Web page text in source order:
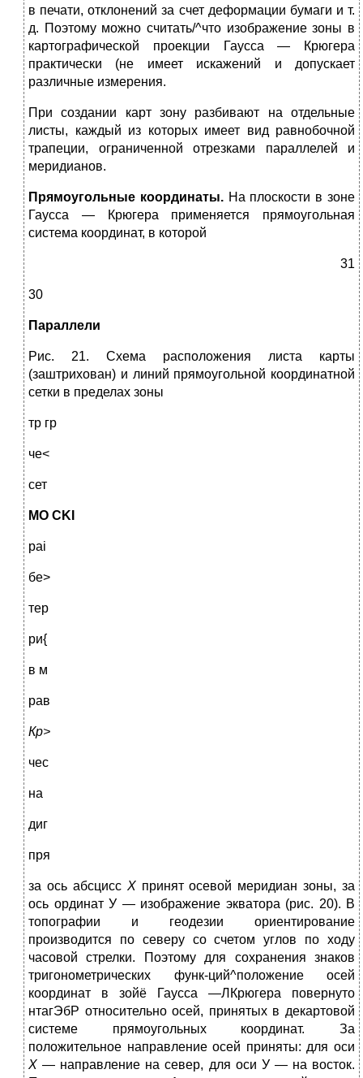
в печати, отклонений за счет дефор­мации бумаги и т.
д. Поэтому можно считать/^что изображение зоны в
картографической проекции Гаусса — Крюгера
практически (не имеет искажений и допускает
различные измерения.
При создании карт зону разбивают на отдельные
листы, каждый из которых имеет вид равнобочной
трапеции, ограниченной отрез­ками параллелей и
меридианов.
Прямоугольные координаты. На плоскости в зоне
Гаусса — Крюгера применяется прямоугольная
система координат, в которой
31
30
Параллели
Рис. 21. Схема расположения листа карты
(заштрихован) и ли­ний прямоугольной координатной
сетки в пределах зоны
тр гр
че<
сет
МО CKI
pai
бе>
тер
ри{
в м
рав
Кр>
чес
на
диг
пря
за ось абсцисс X принят осевой меридиан зоны, за
ось ординат У — изображение экватора (рис. 20). В
топографии и геодезии ориенти­рование
производится по северу со счетом углов по ходу
часовой стрелки. Поэтому для сохранения знаков
тригонометрических функ-ций^положение осей
координат в зойё Гаусса —ЛКрюгера повернуто
нтагЭбР относительно осей, принятых в декартовой
системе прямо­угольных координат. За
положительное направление осей приняты: для оси
X — направление на север, для оси У — на восток.